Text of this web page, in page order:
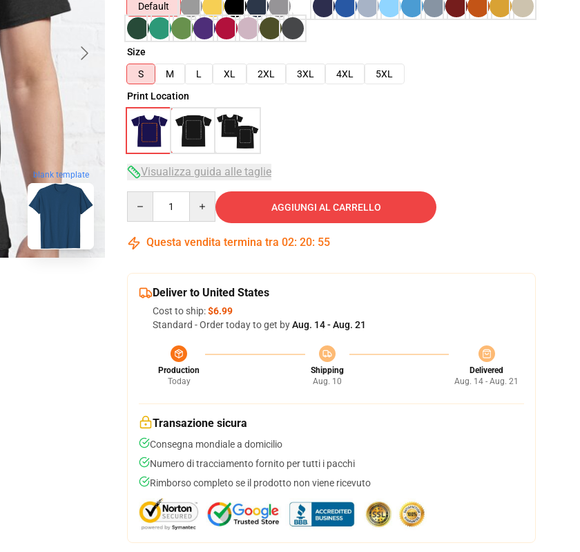
blank template
Default
Size
S
M L XL 2XL 3XL 4XL
5XL
Print Location
Visualizza guida alle taglie
AGGIUNGI AL CARRELLO
Questa vendita termina tra 02: 20: 54
Deliver to United States
Cost to ship:$6.99
Standard - Order today to get byAug. 14 - Aug. 21
Production
Today
Shipping
Aug. 10
Delivered
Aug. 14 - Aug. 21
Transazione sicura
Consegna mondiale a domicilio
Numero di tracciamento fornito per tutti i pacchi
Rimborso completo se il prodotto non viene ricevuto